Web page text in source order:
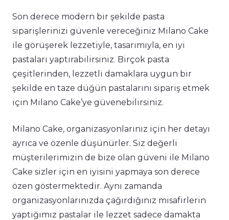
Son derece modern bir şekilde pasta
siparişlerinizi güvenle vereceğiniz Milano Cake
ile görüşerek lezzetiyle, tasarımıyla, en iyi
pastaları yaptırabilirsiniz. Birçok pasta
çeşitlerinden, lezzetli damaklara uygun bir
şekilde en taze düğün pastalarını sipariş etmek
için Milano Cake’ye güvenebilirsiniz.
Milano Cake, organizasyonlarınız için her detayı
ayrıca ve özenle düşünürler. Siz değerli
müşterilerimizin de bize olan güveni ile Milano
Cake sizler için en iyisini yapmaya son derece
özen göstermektedir. Aynı zamanda
organizasyonlarınızda çağırdığınız misafirlerin
yaptığımız pastalar ile lezzet sadece damakta